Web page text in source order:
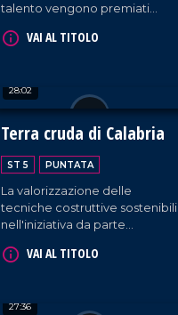
talento vengono premiati
Patrono della Calabria.
VAI AL TITOLO
28:02
Terra cruda di Calabria
ST 5 PUNTATA
La valorizzazione delle
tecniche costruttive sostenibili
nell'iniziativa da parte
terra cruda" a Zambrone.
VAI AL TITOLO
27:36